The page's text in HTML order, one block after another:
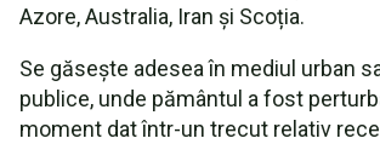
Azore, Australia, Iran și Scoția.
Se găsește adesea în mediul urban
publice, unde pământul a fost
moment dat într-un trecut relativ